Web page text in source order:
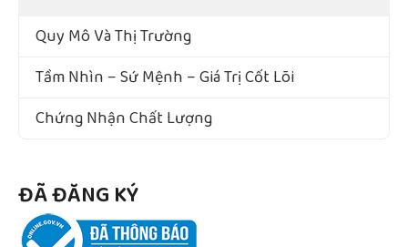
Quy Mô Và Thị Trường
Tầm Nhìn – Sứ Mệnh – Giá Trị Cốt Lõi
Chứng Nhận Chất Lượng
ĐÃ ĐĂNG KÝ